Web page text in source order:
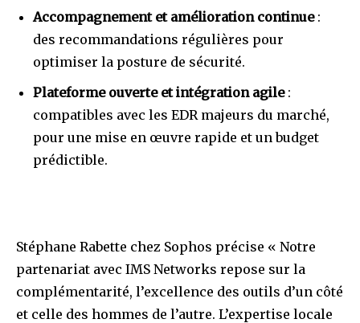
Accompagnement et amélioration continue:
des recommandations régulières pour
optimiser la posture de sécurité.
Plateforme ouverte et intégration agile :
compatibles avec les EDR majeurs du marché,
pour une mise en œuvre rapide et un budget
prédictible.
Stéphane Rabette chez Sophos précise « Notre
partenariat avec IMS Networks repose sur la
complémentarité, l’excellence des outils d’un côté
et celle des hommes de l’autre. L’expertise locale